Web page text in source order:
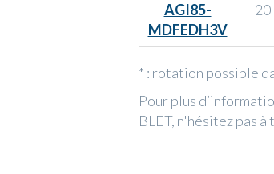
AGI85-
MDFEDH3V
20
* : rotation possible
Pour plus
BLET, n'hésitez pas